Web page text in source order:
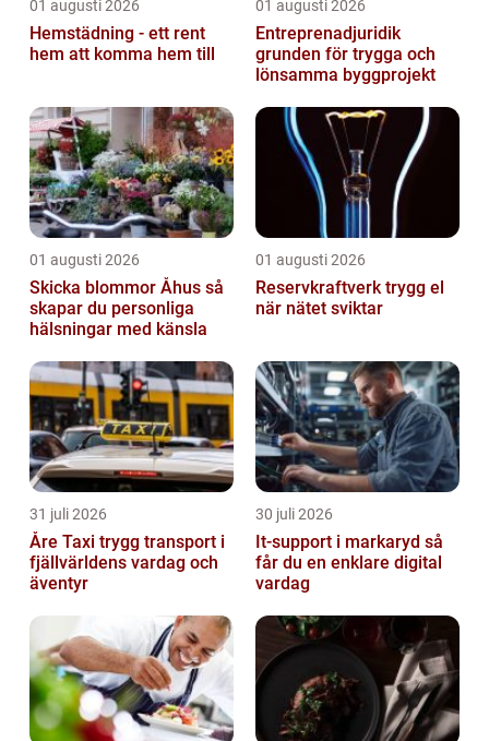
01 augusti 2026
Hemstädning - ett rent
hem att komma hem till
01 augusti 2026
Entreprenadjuridik
grunden för trygga och
lönsamma byggprojekt
01 augusti 2026
Skicka blommor Åhus så
skapar du personliga
hälsningar med känsla
01 augusti 2026
Reservkraftverk trygg el
när nätet sviktar
31 juli 2026
Åre Taxi trygg transport i
fjällvärldens vardag och
äventyr
30 juli 2026
It-support i markaryd så
får du en enklare digital
vardag